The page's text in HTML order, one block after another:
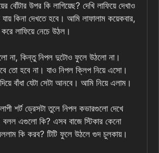
বোঁটার উপর কি লাগিয়েছ? দেখি লাফিয়ে দেখাও
কিনা দেখতে হবে। আমি লাফালাম কয়েকবার,
লাফিয়ে নেচে উঠল।
না, কিন্তু নিপল দুটোও ফুলে উঠলো না।
তো হবে না। যাও নিপল ক্লিপ নিয়ে এসো।
বাঁধা যেটা সেটা আনবে। আমি নিয়ে এলাম।
শর্ট ড্রেসটা তুলে নিপল কভারগুলো দেখে
এগুলো কি? এসব বাজে স্টিকার কেনো
কি করব? টিটি ফুলে উঠলে গুদ চুলকায়।